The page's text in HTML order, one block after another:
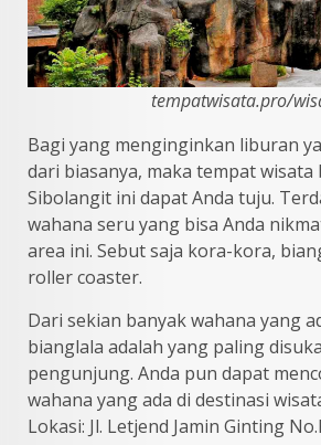
tempatwisata.pro/
Bagi yang menginginkan liburan
dari biasanya, maka tempat
Sibolangit ini dapat Anda tuju.
wahana seru yang bisa Anda
area ini. Sebut saja kora-kora,
roller coaster.
Dari sekian banyak wahana yang
bianglala adalah yang paling
pengunjung. Anda pun dapat
wahana yang ada di destinasi
Lokasi: Jl. Letjend Jamin Ginting